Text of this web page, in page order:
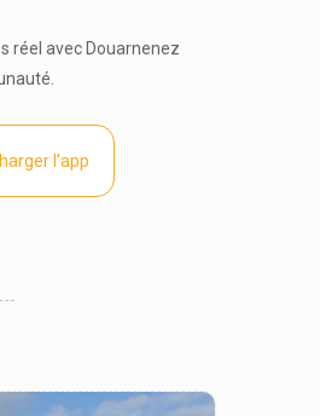
réel avec Douarnenez
l'app